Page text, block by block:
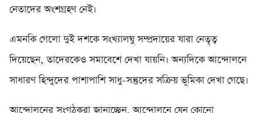
নেতাদের অংশগ্রহণ নেই।
এমনকি গেলো দুই দশকে সংখ্যালঘু সম্প্রদায়ের যারা নেতৃত্ব
দিয়েছেন, তাদেরকেও সমাবেশে দেখা যায়নি। অন্যদিকে আন্দোলনে
সাধারণ হিন্দুদের পাশাপাশি সাধু-সন্তুদের সক্রিয় ভূমিকা দেখা গেছে।
আন্দোলনের সংগঠকরা জানাচ্ছেন, আন্দোলনে যেন কোনো